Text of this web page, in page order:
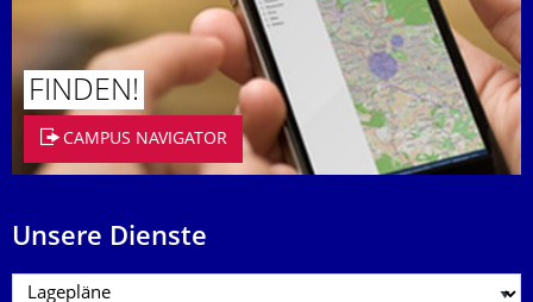
FINDEN!
CAMPUS NAVIGATOR
Unsere Dienste